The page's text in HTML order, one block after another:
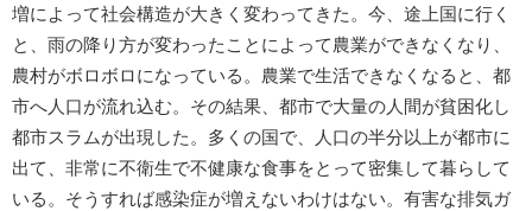
増によって社会構造が大きく変わってきた。今、途上国に行く
と、雨の降り方が変わったことによって農業ができなくなり、
農村がボロボロになっている。農業で生活できなくなると、都
市へ人口が流れ込む。その結果、都市で大量の人間が貧困化し
都市スラムが出現した。多くの国で、人口の半分以上が都市に
出て、非常に不衛生で不健康な食事をとって密集して暮らして
いる。そうすれば感染症が増えないわけはない。有害な排気ガ